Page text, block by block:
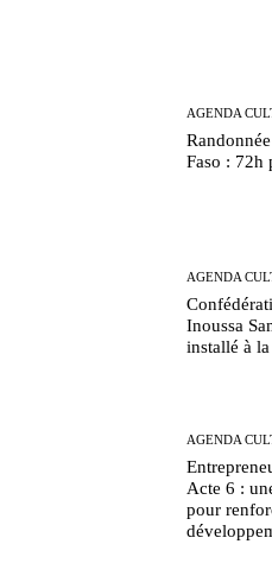
AGENDA
Faso : 72h
AGENDA
Inoussa
installé à
AGENDA
Acte 6 :
pour